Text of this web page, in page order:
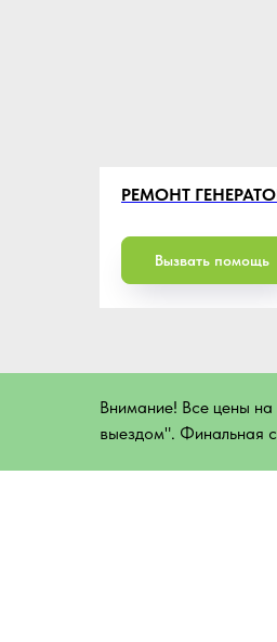
РЕМОНТ
Вызвать помощь
Внимание! Все цены на
выездом". Финальная
Мы не тратим
одной точки Питера
машина покрывает